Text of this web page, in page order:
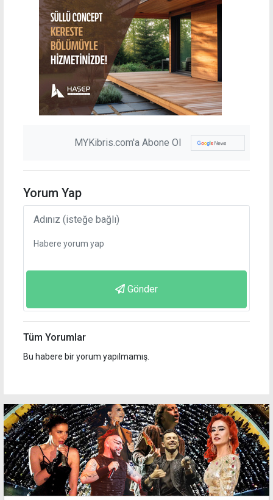
MYKibris.com'a Abone Ol
Yorum Yap
Gönder
Tüm Yorumlar
Bu habere bir yorum yapılmamış.